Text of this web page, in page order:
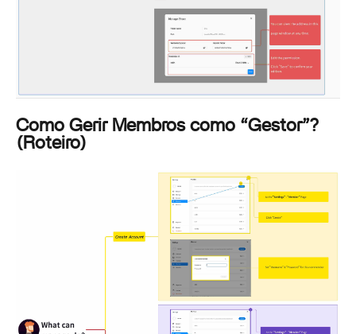
Como Gerir Membros como “Gestor”?
(Roteiro)